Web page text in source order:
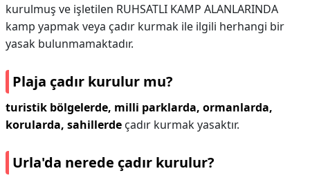
kurulmuş ve işletilen RUHSATLI KAMP ALANLARINDA
kamp yapmak veya çadır kurmak ile ilgili herhangi bir
yasak bulunmamaktadır.
Plaja çadır kurulur mu?
turistik bölgelerde, milli parklarda, ormanlarda,
korularda, sahillerde çadır kurmak yasaktır.
Urla'da nerede çadır kurulur?